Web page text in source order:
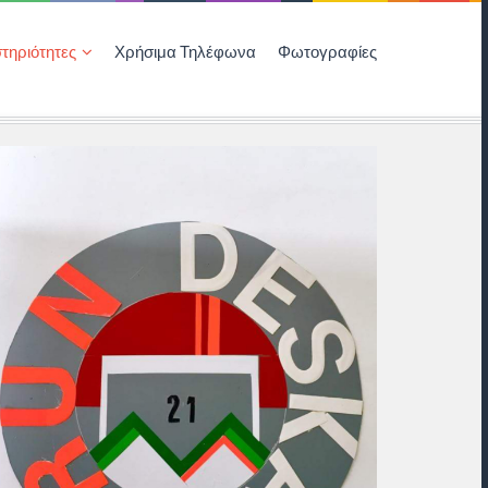
Χρήσιμα Τηλέφωνα Φωτογραφίες